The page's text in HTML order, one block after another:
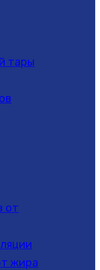
тары
от
жира